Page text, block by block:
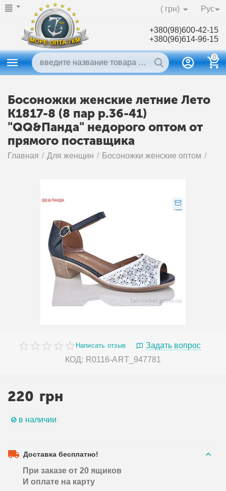
Рус
( грн)
+380(98)600-42-15
+380(96)614-96-15
0
Босоножки женские летние Лето
K1817-8 (8 пар р.36-41)
"QQ&Панда" недорого оптом от
прямого поставщика
Главная / Для женщин / Босоножки женские оптом /
Написать отзыв
Задать вопрос
КОД: R0116-ART_947781
220 грн
в наличии
Доставка бесплатно!
При заказе от 20 ящиков
И оплате на карту